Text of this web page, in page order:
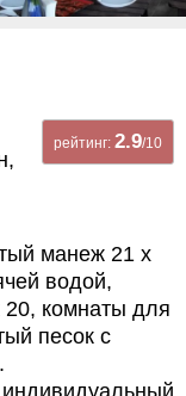
рейтинг: 2.9/10
манеж 21 х
водой,
20, комнаты для
песок с
индивидуальный